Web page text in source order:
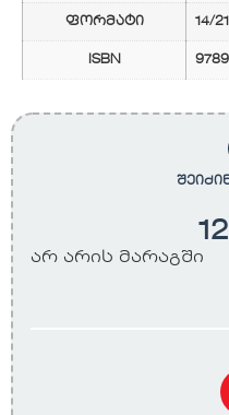
ფორმატი 14/21
ISBN
არ არის მარაგში